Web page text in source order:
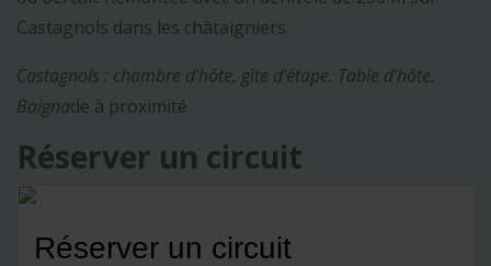
Castagnols dans les châtaigniers.
Castagnols : chambre d’hôte, gîte d’étape. Table d’hôte.
Baignade à proximité
Réserver un circuit
Réserver un circuit